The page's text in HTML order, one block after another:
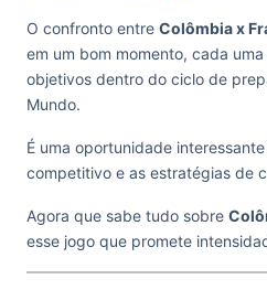
O confronto entre Colômbia x
em um bom momento, cada
objetivos dentro do ciclo de
Mundo.
É uma oportunidade
competitivo e as estratégias de
Agora que sabe tudo sobre
esse jogo que promete